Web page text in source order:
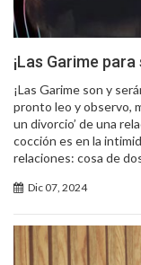
¡Las Garime
¡Las Garime son y
pronto leo y observo,
un divorcio’ de una
cocción es en la
relaciones: cosa de
Dic 07, 2024